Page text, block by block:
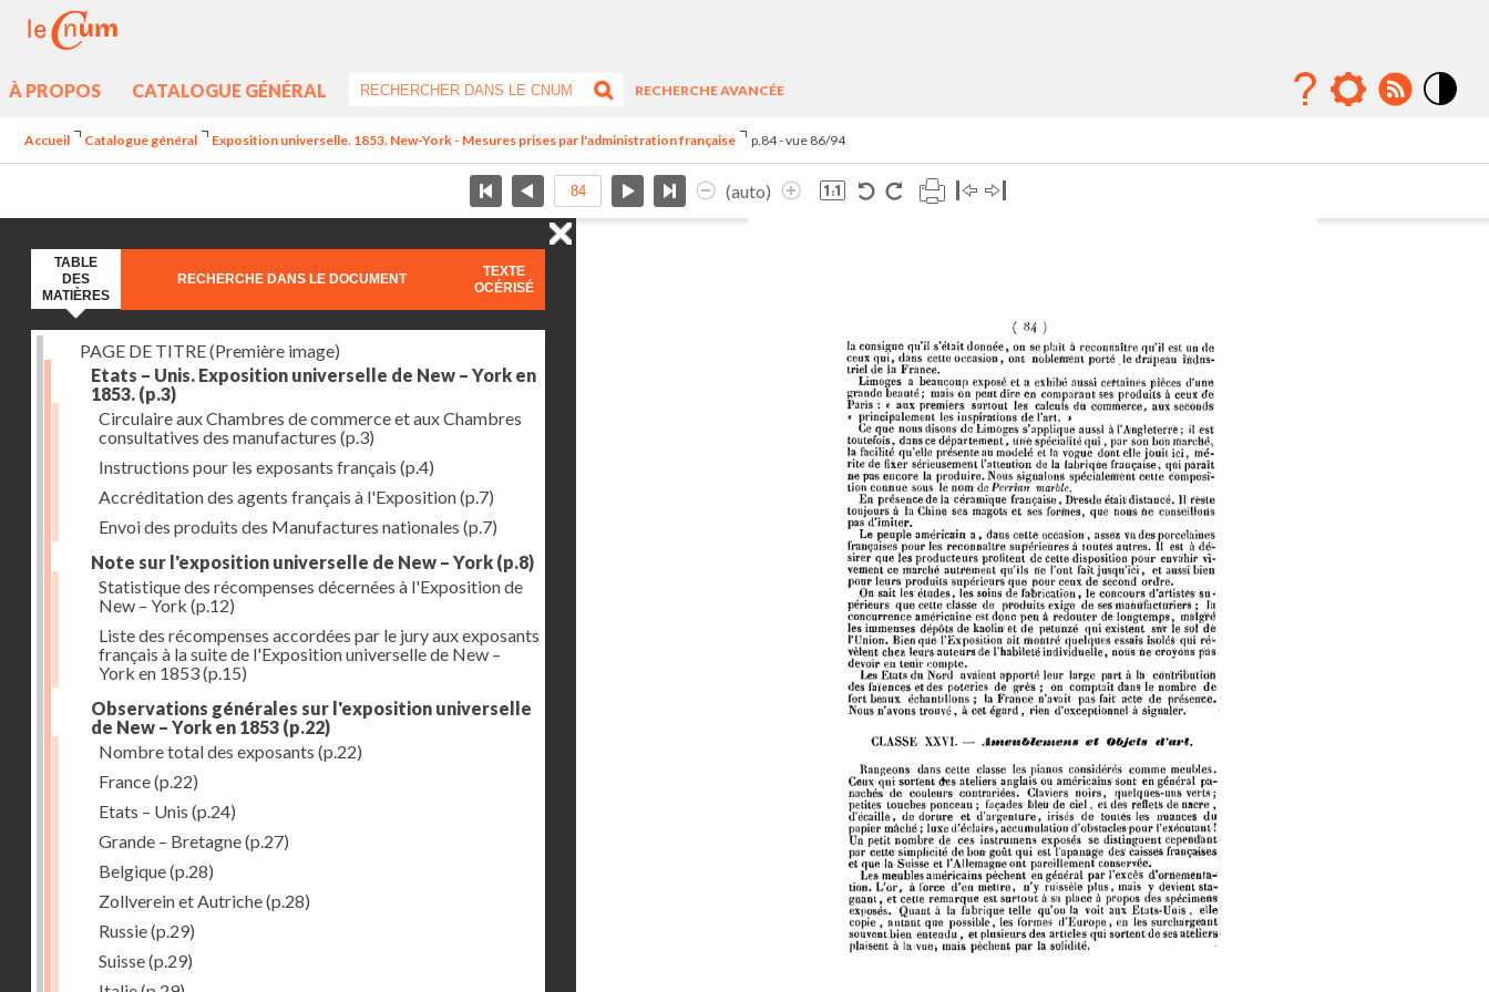
À PROPOS CATALOGUE GÉNÉRAL
RECHERCHE AVANCÉE
Accueil Catalogue général Exposition universelle. 1853. New-York - Mesures prises par l'administration française p.84 - vue 86/94
(auto)
TABLE
DES
MATIÈRES
RECHERCHE DANS LE DOCUMENT
TEXTE
OCÉRISÉ
PAGE DE TITRE (Première image)
Etats – Unis. Exposition universelle de New – York en
1853. (p.3)
Circulaire aux Chambres de commerce et aux Chambres
consultatives des manufactures (p.3)
Instructions pour les exposants français (p.4)
Accréditation des agents français à l'Exposition(p.7)
Envoi des produits des Manufactures nationales (p.7)
Note sur l'exposition universelle de New – York (p.8)
Statistique des récompenses décernées à l'Exposition de
New – York (p.12)
Liste des récompenses accordées par le jury aux exposants
français à la suite de l'Exposition universelle de New –
York en 1853(p.15)
Observations générales sur l'exposition universelle
de New – York en 1853 (p.22)
Nombre total des exposants (p.22)
France(p.22)
Etats – Unis (p.24)
Grande – Bretagne(p.27)
Belgique(p.28)
Zollverein et Autriche(p.28)
Russie(p.29)
Suisse(p.29)